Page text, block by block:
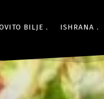
BILJE ISHRANA